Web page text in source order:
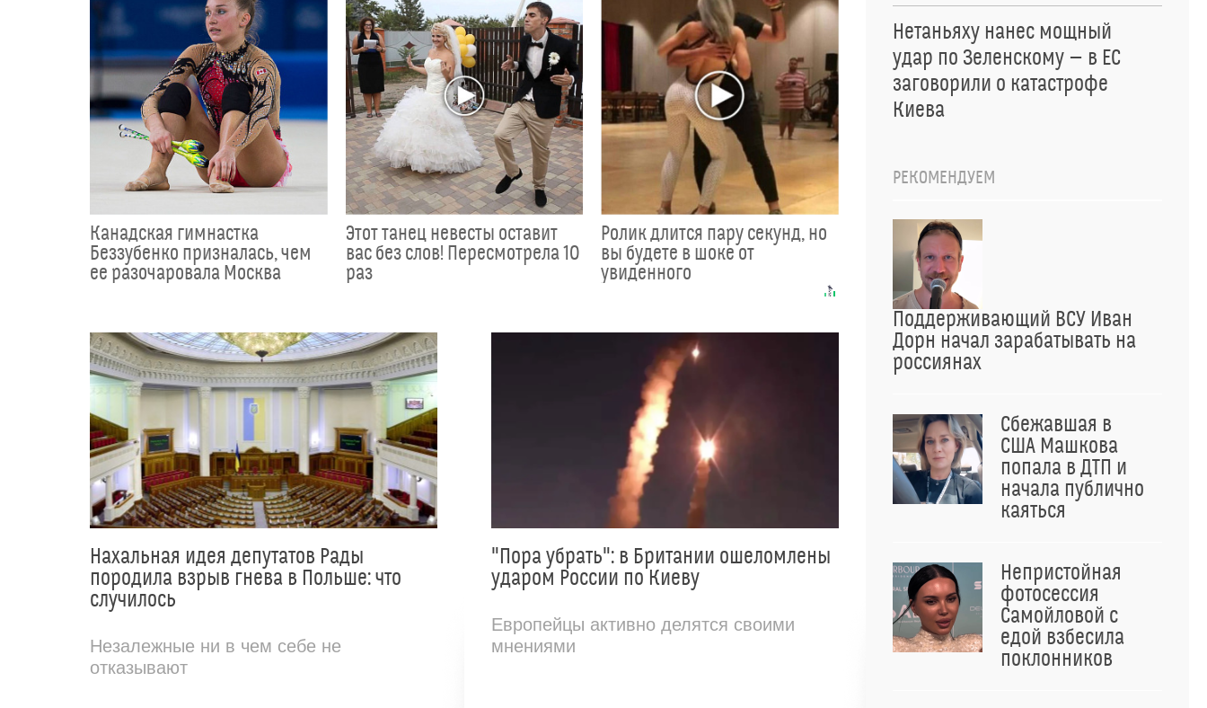
Канадская гимнастка
Беззубенко призналась, чем
ее разочаровала Москва
Этот танец невесты оставит
вас без слов! Пересмотрела 10
раз
Ролик длится пару секунд, но
вы будете в шоке от
увиденного
Нахальная идея депутатов Рады
породила взрыв гнева в Польше: что
случилось
Незалежные ни в чем себе не
отказывают
"Пора убрать": в Британии ошеломлены
ударом России по Киеву
Европейцы активно делятся своими
мнениями
Нетаньяху нанес мощный
удар по Зеленскому — в ЕС
заговорили о катастрофе
Киева
РЕКОМЕНДУЕМ
Поддерживающий ВСУ Иван
Дорн начал зарабатывать на
россиянах
Сбежавшая в
США Машкова
попала в ДТП и
начала публично
каяться
Непристойная
фотосессия
Самойловой с
едой взбесила
поклонников